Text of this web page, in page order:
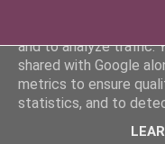
This site uses
and to analyze traffic.
shared with Google
metrics to ensure
statistics, and to